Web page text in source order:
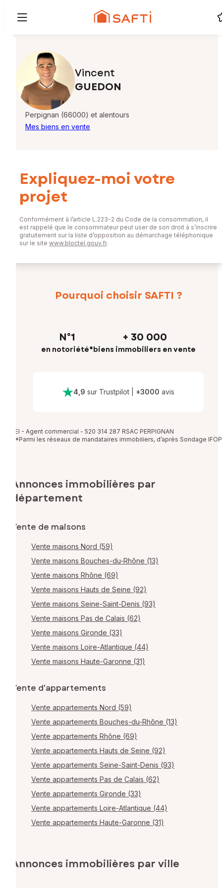
Vincent
GUEDON
Perpignan (66000) et alentours
Mes biens en vente
Pourquoi choisir SAFTI ?
N°1
en notoriété*
+ 30 000
biens immobiliers en vente
4,9 sur Trustpilot| +3000 avis
EI - Agent commercial - 520 314 287 RSAC PERPIGNAN
*Parmi les réseaux de mandataires immobiliers, d’après Sondage IFOP
Expliquez-moi votre
projet
Conformément à l’article L.223-2 du Code de la consommation, il
est rappelé que le consommateur peut user de son droit à s’inscrire
gratuitement sur la liste d’opposition au démarchage téléphonique
sur le site www.bloctel.gouv.fr.
Annonces immobilières par
département
Vente de maisons
Vente maisons Nord (59)
Vente maisons Bouches-du-Rhône (13)
Vente maisons Rhône (69)
Vente maisons Hauts de Seine (92)
Vente maisons Seine-Saint-Denis (93)
Vente maisons Pas de Calais (62)
Vente maisons Gironde (33)
Vente maisons Loire-Atlantique (44)
Vente maisons Haute-Garonne (31)
Vente d'appartements
Vente appartements Nord (59)
Vente appartements Bouches-du-Rhône (13)
Vente appartements Rhône (69)
Vente appartements Hauts de Seine (92)
Vente appartements Seine-Saint-Denis (93)
Vente appartements Pas de Calais (62)
Vente appartements Gironde (33)
Vente appartements Loire-Atlantique (44)
Vente appartements Haute-Garonne (31)
Annonces immobilières par ville